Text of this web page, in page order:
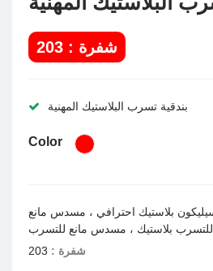
شفرة : 203
بندقية تسرب البلاستيك المهنية
Color
بلاستيك احترافي ، مسدس مانع
للتسرب بلاستيك ، مسدس مانع للتسرب
شفرة : 203